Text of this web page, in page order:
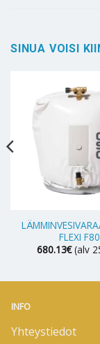
SINUA VOISI
FLEXI F80
680.13€ (alv
INFO
Yhteystiedot